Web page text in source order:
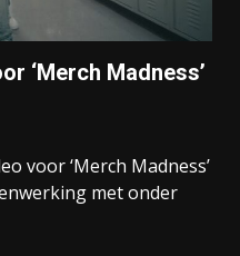
‘Merch Madness’
voor ‘Merch Madness’
met onder